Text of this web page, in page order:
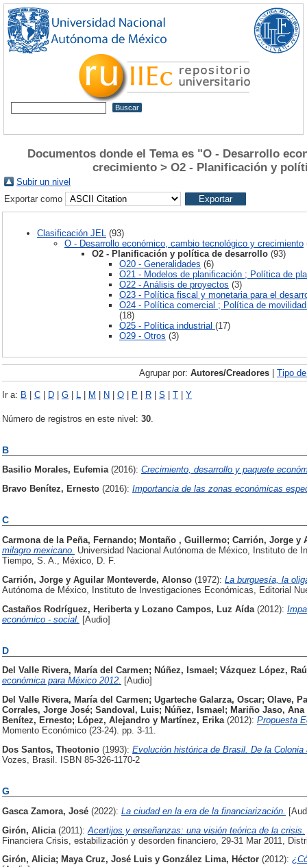
Documentos donde el Tema es "O - Desarrollo
crecimiento > O2 - Planificación y
Subir un nivel
Exportar como
Clasificación JEL
(93)
O - Desarrollo económico, cambio tecnológico y crecimiento
O2 - Planificación y política de desarrollo (93)
O20 - Generalidades (6)
O21 - Modelos de planificación ; Política de
O22 - Análisis de proyectos (3)
O23 - Política fiscal y monetaria para el
O24 - Política comercial ; Política de
(18)
O25 - Política industrial (17)
O29 - Otros (3)
Agrupar por: Autores/Creadores | Tipo
Ir a: B | C | D | G | L | M | N | O | P | R | S | T | Y
Número de registros en este nivel: 30
B
Basilio Morales, Eufemia (2016): Crecimiento, desarrollo y paquete
Bravo Benítez, Ernesto (2016): Importancia de las zonas económicas
C
Carmona de la Peña, Fernando; Montaño , Guillermo; Carrión, Jorge y
milagro mexicano. Universidad Nacional Autónoma de México, Instituto de
Tiempo, S. A., México, D. F.
Carrión, Jorge y Aguilar Monteverde, Alonso (1972): La burguesía, la
Autónoma de México, Instituto de Investigaciones Económicas, Editorial
Castaños Rodríguez, Heriberta y Lozano Campos, Luz Aída (2012):
económico - social. [Audio]
D
Del Valle Rivera, María del Carmen; Núñez, Ismael ; Vázquez López,
económica para México 2012. [Audio]
Del Valle Rivera, María del Carmen; Ugarteche Galarza, Oscar; Olave,
Corrales, Jorge José; Sandoval, Luis; Núñez, Ismael ; Mariño Jaso,
Benítez, Ernesto; López, Alejandro y Martínez, Erika (2012): Propuesta
Momento Económico (23-24). pp. 3-11.
Dos Santos, Theotonio (1993): Evolución histórica de Brasil. De la
Vozes, Brasil. ISBN 85-326-1170-2
G
Gasca Zamora, José (2022): La ciudad en la era de la financiarización.
Girón, Alicia (2011): Acertijos y enseñanzas: una visión teórica de la crisis.
Financiera Crisis, estabilización y desorden financiero, 29-31 Mar 2011,
Girón, Alicia; Maya Cruz, José Luis y González Lima, Héctor (2012):